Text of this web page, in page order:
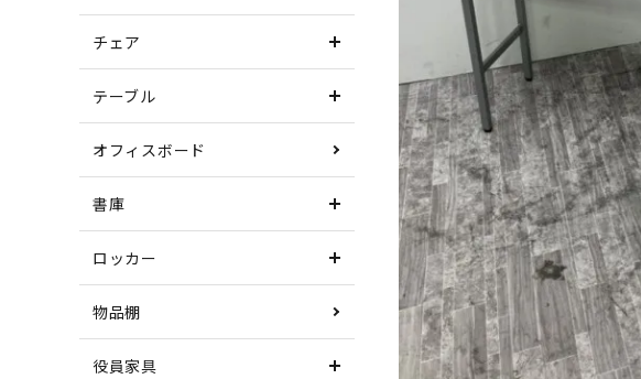
チェア
テーブル
オフィスボード
書庫
ロッカー
物品棚
役員家具